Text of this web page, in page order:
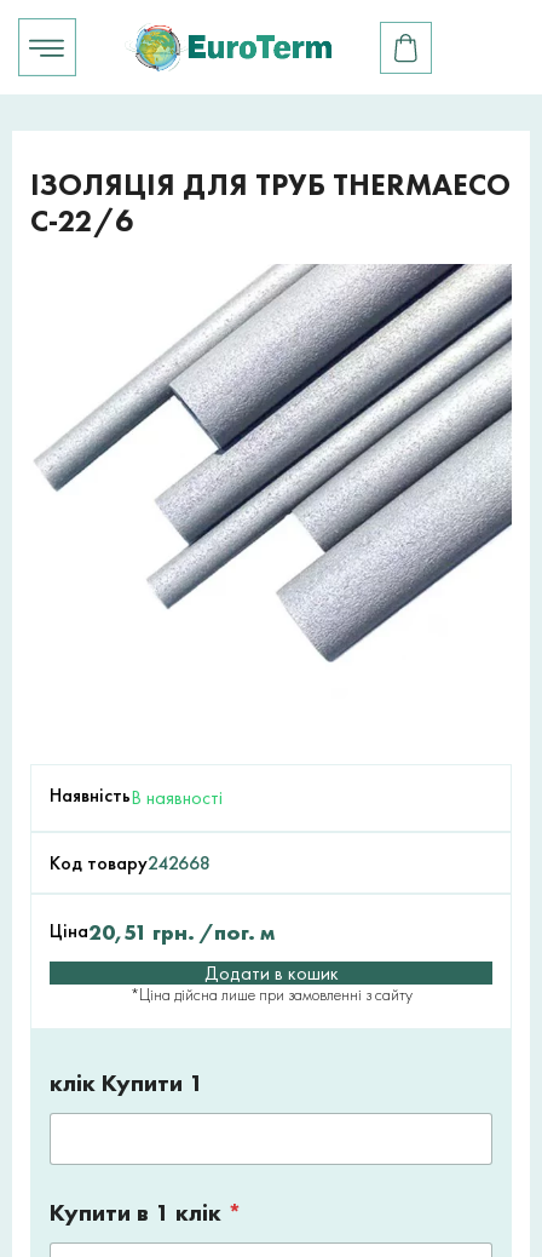
ІЗОЛЯЦІЯ ДЛЯ ТРУБ THERMAECO
C-22/6
НаявністьВ наявності
Код товару242668
Ціна20,51 грн. /пог. м
Додати в кошик
*Ціна дійсна лише при замовленні з сайту
клік Купити 1
Купити в 1 клік *